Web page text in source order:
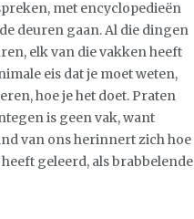
met encyclopedieën
deuren gaan. Al die dingen
elk van die vakken heeft
eis dat je moet weten,
hoe je het doet. Praten
is geen vak, want
van ons herinnert zich hoe
geleerd, als brabbelende